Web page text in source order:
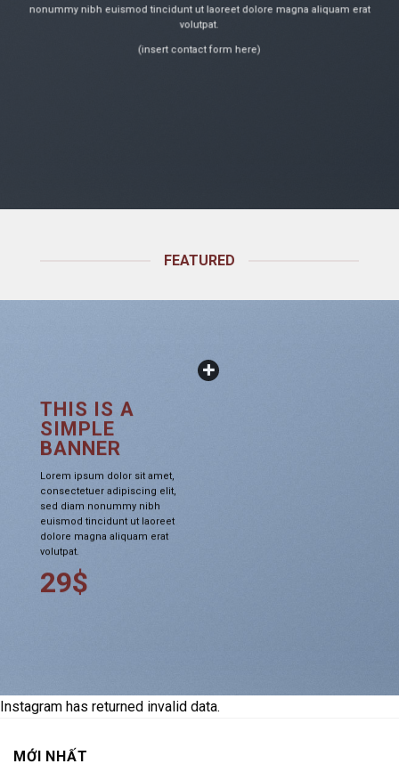
nonummy nibh euismod tincidunt ut laoreet dolore magna aliquam erat
volutpat.
(insert contact form here)
FEATURED
THIS IS A
SIMPLE
BANNER
Lorem ipsum dolor sit amet,
consectetuer adipiscing elit,
sed diam nonummy nibh
euismod tincidunt ut laoreet
dolore magna aliquam erat
volutpat.
29$
Instagram has returned invalid data.
MỚI NHẤT